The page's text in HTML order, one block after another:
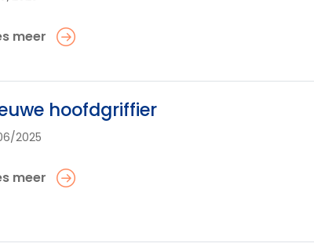
meer
hoofdgriffier
2025
meer